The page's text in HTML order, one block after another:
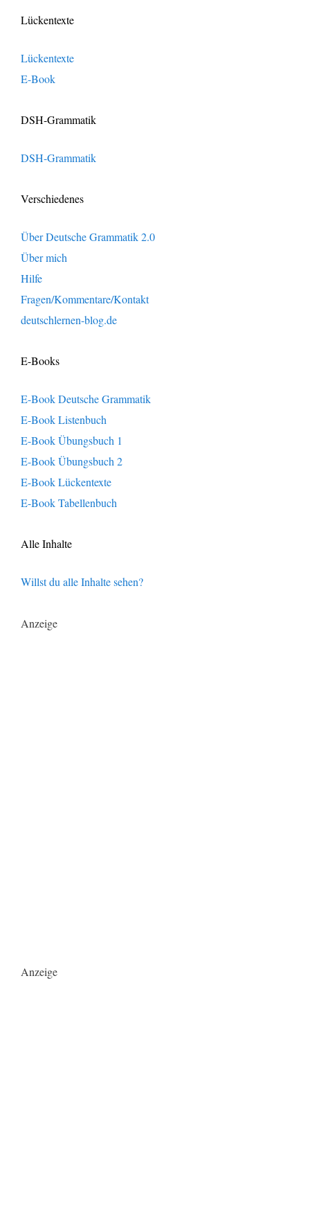
Lückentexte
Lückentexte
E-Book
DSH-Grammatik
DSH-Grammatik
Verschiedenes
Über Deutsche Grammatik 2.0
Über mich
Hilfe
Fragen/Kommentare/Kontakt
deutschlernen-blog.de
E-Books
E-Book Deutsche Grammatik
E-Book Listenbuch
E-Book Übungsbuch 1
E-Book Übungsbuch 2
E-Book Lückentexte
E-Book Tabellenbuch
Alle Inhalte
Willst du alle Inhalte sehen?
Anzeige
Anzeige